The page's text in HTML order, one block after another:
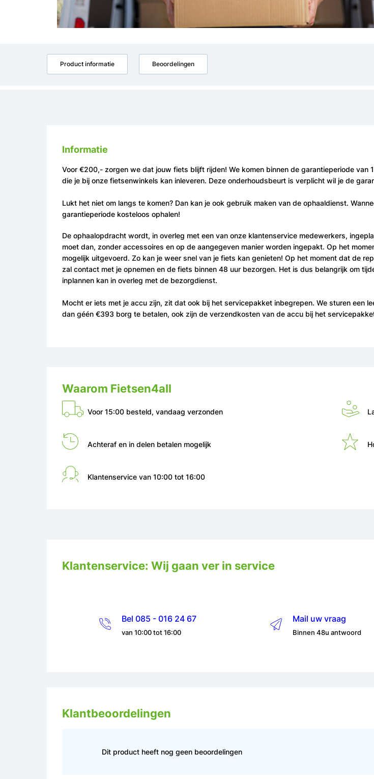
Product informatie Beoordelingen
Waarom Fietsen4all
Voor 15:00 besteld, vandaag verzonden
Achteraf en in delen betalen mogelijk
Klantenservice van 10:00 tot 16:00
Informatie
Voor €200,- zorgen we dat jouw fiets blijft rijden! We komen binnen de garantieperiode
die je bij onze fietsenwinkels kan inleveren. Deze onderhoudsbeurt is verplicht wil je de
Lukt het niet om langs te komen? Dan kan je ook gebruik maken van de ophaaldienst.
garantieperiode kosteloos ophalen!
De ophaalopdracht wordt, in overleg met een van onze klantenservice medewerkers,
moet dan, zonder accessoires en op de aangegeven manier worden ingepakt. Op het
mogelijk uitgevoerd. Zo kan je weer snel van je fiets kan genieten! Op het moment dat de
zal contact met je opnemen en de fiets binnen 48 uur bezorgen. Het is dus belangrijk om
inplannen kan in overleg met de bezorgdienst.
Mocht er iets met je accu zijn, zit dat ook bij het servicepakket inbegrepen. We sturen een
dan géén €393 borg te betalen, ook zijn de verzendkosten van de accu bij het
Klantenservice: Wij gaan ver in service
Bel 085 - 016 24 67
van 10:00 tot 16:00
Mail uw vraag
Binnen 48u antwoord
Klantbeoordelingen
Dit product heeft nog geen beoordelingen